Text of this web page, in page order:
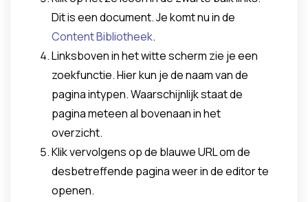
Dit is een document. Je komt nu in de
Content Bibliotheek.
Linksboven in het witte scherm zie je een
zoekfunctie. Hier kun je de naam van de
pagina intypen. Waarschijnlijk staat de
pagina meteen al bovenaan in het
overzicht.
Klik vervolgens op de blauwe URL om de
desbetreffende pagina weer in de editor te
openen.